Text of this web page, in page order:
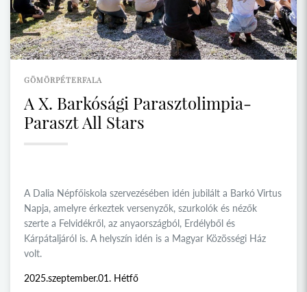
GÖMÖRPÉTERFALA
A X. Barkósági Parasztolimpia-
Paraszt All Stars
A Dalia Népfőiskola szervezésében idén jubilált a Barkó Virtus
Napja, amelyre érkeztek versenyzők, szurkolók és nézők
szerte a Felvidékről, az anyaországból, Erdélyből és
Kárpátaljáról is. A helyszín idén is a Magyar Közösségi Ház
volt.
2025.szeptember.01. Hétfő